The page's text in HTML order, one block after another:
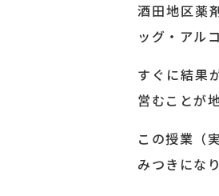
酒田地区薬
ッグ・アル
すぐに結果
営むことが
この授業（
みつきにな